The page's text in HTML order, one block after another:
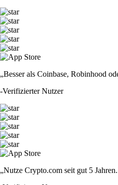
„Besser als Coinbase, Robinhood
-Verifizierter Nutzer
„Nutze Crypto.com seit gut 5